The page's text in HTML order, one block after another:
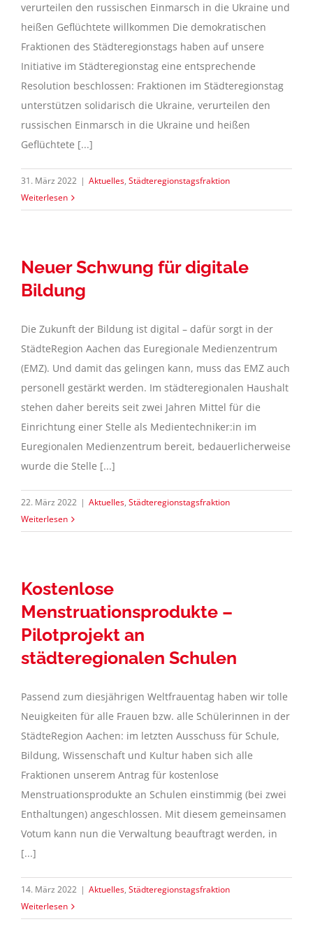
verurteilen den russischen Einmarsch in die Ukraine und
heißen Geflüchtete willkommen Die demokratischen
Fraktionen des Städteregionstags haben auf unsere
Initiative im Städteregionstag eine entsprechende
Resolution beschlossen: Fraktionen im Städteregionstag
unterstützen solidarisch die Ukraine, verurteilen den
russischen Einmarsch in die Ukraine und heißen
Geflüchtete [...]
31. März 2022 | Aktuelles, Städteregionstagsfraktion
Weiterlesen
Neuer Schwung für digitale
Bildung
Die Zukunft der Bildung ist digital – dafür sorgt in der
StädteRegion Aachen das Euregionale Medienzentrum
(EMZ). Und damit das gelingen kann, muss das EMZ auch
personell gestärkt werden. Im städteregionalen Haushalt
stehen daher bereits seit zwei Jahren Mittel für die
Einrichtung einer Stelle als Medientechniker:in im
Euregionalen Medienzentrum bereit, bedauerlicherweise
wurde die Stelle [...]
22. März 2022 | Aktuelles, Städteregionstagsfraktion
Weiterlesen
Kostenlose
Menstruationsprodukte –
Pilotprojekt an
städteregionalen Schulen
Passend zum diesjährigen Weltfrauentag haben wir tolle
Neuigkeiten für alle Frauen bzw. alle Schülerinnen in der
StädteRegion Aachen: im letzten Ausschuss für Schule,
Bildung, Wissenschaft und Kultur haben sich alle
Fraktionen unserem Antrag für kostenlose
Menstruationsprodukte an Schulen einstimmig (bei zwei
Enthaltungen) angeschlossen. Mit diesem gemeinsamen
Votum kann nun die Verwaltung beauftragt werden, in
[...]
14. März 2022 | Aktuelles, Städteregionstagsfraktion
Weiterlesen